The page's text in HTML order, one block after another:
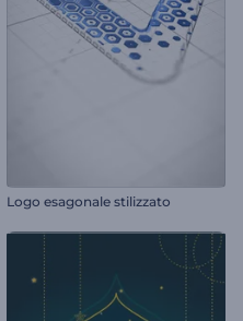
Logo esagonale stilizzato